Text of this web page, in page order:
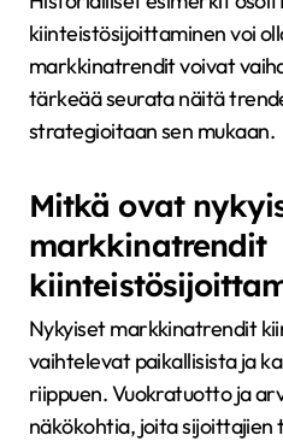
kiinteistösijoittaminen voi
markkinatrendit voivat
tärkeää seurata näitä
strategioitaan sen mukaan.
Mitkä ovat
markkinatrendit
Nykyiset markkinatrendit
vaihtelevat paikallisista ja
riippuen. Vuokratuotto ja
näkökohtia, joita sijoittajien